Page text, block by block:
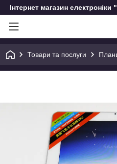
Інтернет магазин електроніки
Товари та послуги